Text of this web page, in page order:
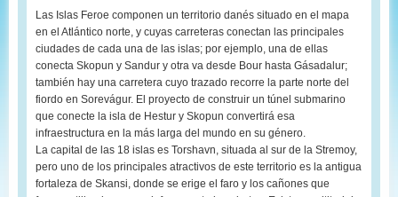
Las Islas Feroe componen un territorio danés situado en el mapa
en el Atlántico norte, y cuyas carreteras conectan las principales
ciudades de cada una de las islas; por ejemplo, una de ellas
conecta Skopun y Sandur y otra va desde Bour hasta Gásadalur;
también hay una carretera cuyo trazado recorre la parte norte del
fiordo en Sorevágur. El proyecto de construir un túnel submarino
que conecte la isla de Hestur y Skopun convertirá esa
infraestructura en la más larga del mundo en su género.
La capital de las 18 islas es Torshavn, situada al sur de la Stremoy,
pero uno de los principales atractivos de este territorio es la antigua
fortaleza de Skansi, donde se erige el faro y los cañones que